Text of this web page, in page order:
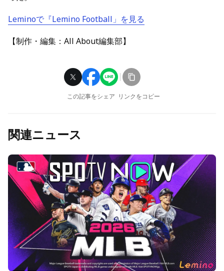
Leminoで『Lemino Football」を見る
【制作・編集：All About編集部】
この記事をシェア リンクをコピー
関連ニュース